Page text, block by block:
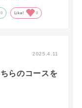
0 Like! 0
2025.4.11
らのコースを